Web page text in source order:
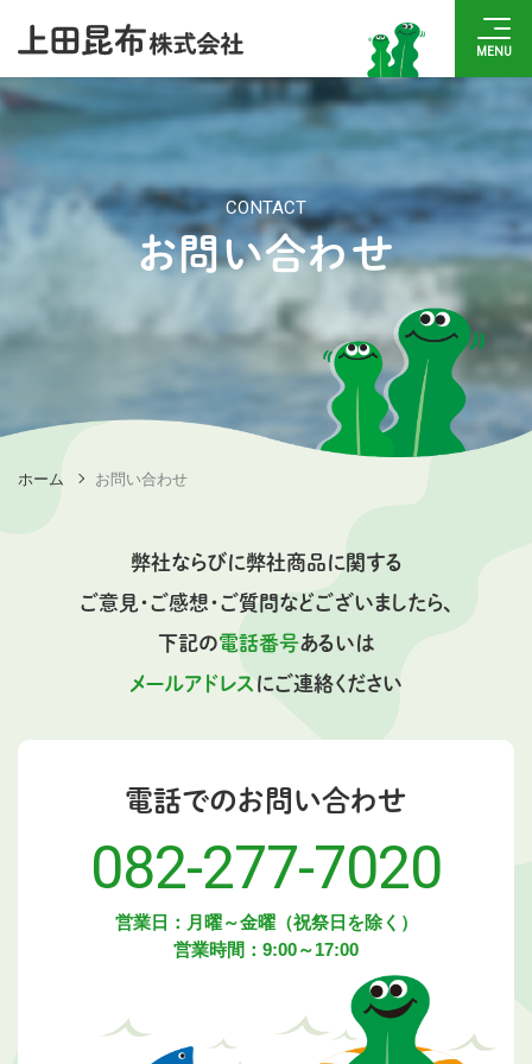
CONTACT
お問い合わせ
ホーム お問い合わせ
弊社ならびに弊社商品に関する
ご意見・ご感想・ご質問などございましたら、
下記の電話番号あるいは
メールアドレス にご連絡ください
電話でのお問い合わせ
082-277-7020
営業日：月曜～金曜（祝祭日を除く）
営業時間：9:00～17:00